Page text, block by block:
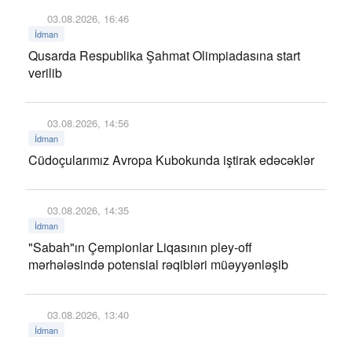
03.08.2026, 16:46
İdman
Qusarda Respublika Şahmat Olimpiadasına start
verilib
03.08.2026, 14:56
İdman
Cüdoçularımız Avropa Kubokunda iştirak edəcəklər
03.08.2026, 14:35
İdman
"Sabah"ın Çempionlar Liqasının pley-off
mərhələsində potensial rəqibləri müəyyənləşib
03.08.2026, 13:40
İdman